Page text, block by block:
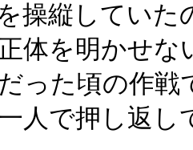
操縦してい
体を明かせ
った頃の作
人で押し返し